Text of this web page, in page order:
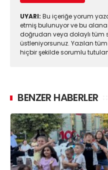
UYARI: Bu içeriğe yorum
etmiş bulunuyor ve bu alana
doğrudan veya dolaylı tüm
üstleniyorsunuz. Yazılan
hiçbir şekilde sorumlu
BENZER HABERLER